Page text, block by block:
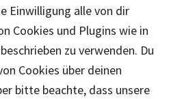
Einwilligung alle von dir
Cookies und Plugins wie in
zu verwenden. Du
Cookies über deinen
bitte beachte, dass unsere